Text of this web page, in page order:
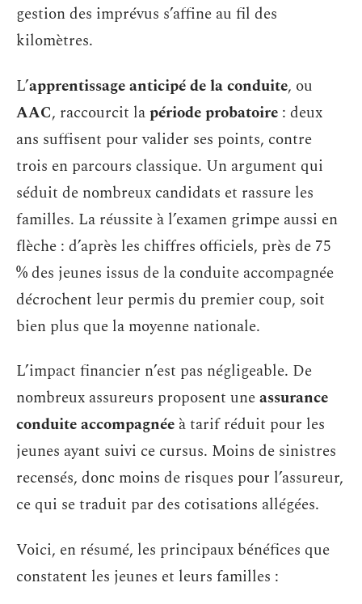
gestion des imprévus s’affine au fil des
kilomètres.
L’apprentissage anticipé de la conduite, ou
AAC, raccourcit lapériode probatoire : deux
ans suffisent pour valider ses points, contre
trois en parcours classique. Un argument qui
séduit de nombreux candidats et rassure les
familles. La réussite à l’examen grimpe aussi en
flèche : d’après les chiffres officiels, près de 75
% des jeunes issus de la conduite accompagnée
décrochent leur permis du premier coup, soit
bien plus que la moyenne nationale.
L’impact financier n’est pas négligeable. De
nombreux assureurs proposent uneassurance
conduite accompagnée à tarif réduit pour les
jeunes ayant suivi ce cursus. Moins de sinistres
recensés, donc moins de risques pour l’assureur,
ce qui se traduit par des cotisations allégées.
Voici, en résumé, les principaux bénéfices que
constatent les jeunes et leurs familles :